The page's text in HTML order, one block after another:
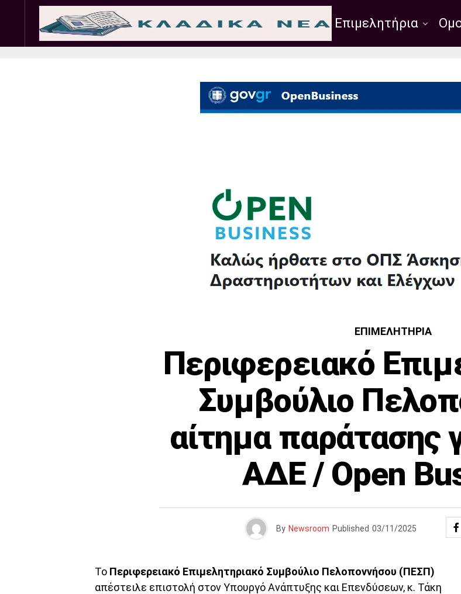
Σωματεία Εμπ. Σύλλογοι Επιμελητήρια
ΕΠΙΜΕΛΗΤΉΡΙΑ
Περιφερειακό
Συμβούλιο
αίτημα παράτασης
ΑΔΕ / Open
By Newsroom Published 03/11/2025
Το Περιφερειακό Επιμελητηριακό Συμβούλιο Πελοποννήσου (ΠΕΣΠ)
απέστειλε επιστολή στον Υπουργό Ανάπτυξης και Επενδύσεων, κ. Τάκη